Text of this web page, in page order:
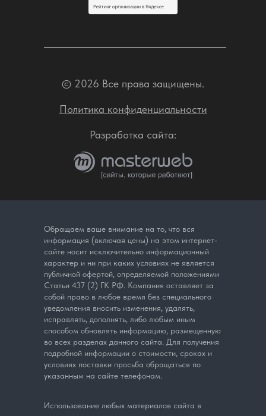
© 2026 Все права защищены.
Разработка сайта:
Политика конфиденциальности
Обращаем ваше внимание на то, что вся
информация (включая цены) на этом интернет-
сайте носит исключительно информационный
характер и ни при каких условиях не является
публичной офертой, определяемой положениями
Статьи 437 (2) ГК РФ. Компания оставляет за
собой право в любое время без специального
уведомления вносить изменения, удалять,
исправлять, дополнять, либо любым иным
способом обновлять информацию, размещенную
во всех разделах данного сайта. Для получения
подробной информации о стоимости, сроках и
условиях поставки просьба обращаться по
указанным на сайте телефонам.
Использование любых материалов сайта в